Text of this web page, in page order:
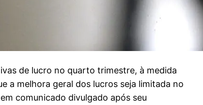
de lucro no quarto trimestre, à medida
a melhora geral dos lucros seja limitada no
comunicado divulgado após seu